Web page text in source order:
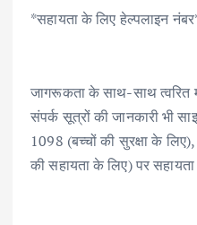
*सहायता के लिए हेल्पलाइन
जागरूकता के साथ-साथ त्वरित
संपर्क सूत्रों की जानकारी भी
1098 (बच्चों की सुरक्षा के
की सहायता के लिए) पर